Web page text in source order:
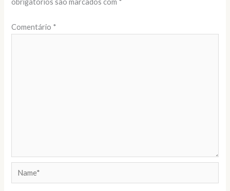
obrigatórios são marcados com *
Comentário *
Name*